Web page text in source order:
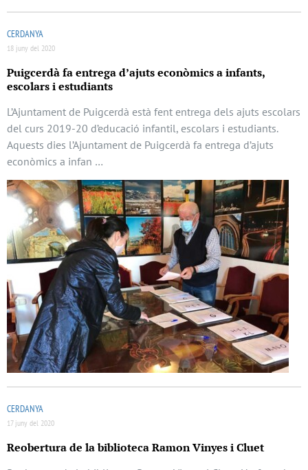
CERDANYA
18 juny del 2020
Puigcerdà fa entrega d’ajuts econòmics a infants,
escolars i estudiants
L’Ajuntament de Puigcerdà està fent entrega dels ajuts escolars
del curs 2019-20 d’educació infantil, escolars i estudiants.
Aquests dies l’Ajuntament de Puigcerdà fa entrega d’ajuts
econòmics a infan …
CERDANYA
17 juny del 2020
Reobertura de la biblioteca Ramon Vinyes i Cluet